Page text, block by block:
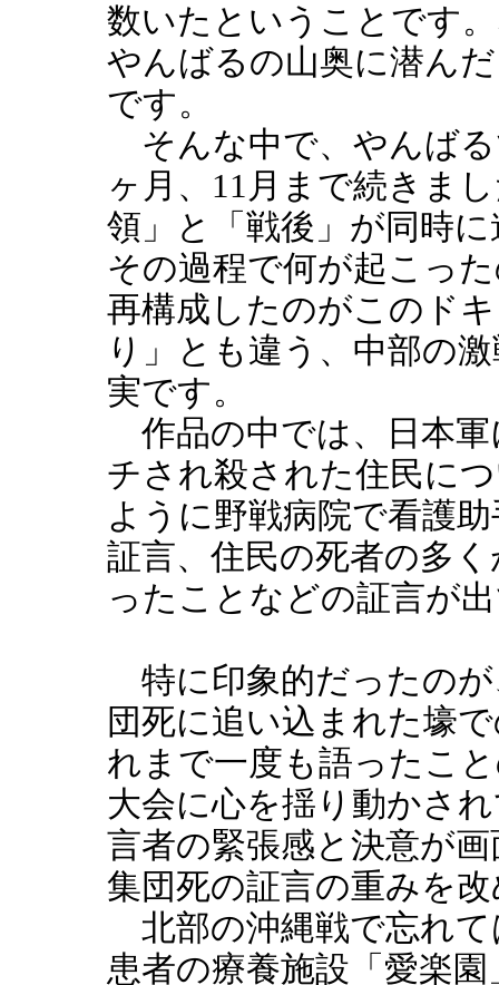
数いたということです
やんばるの山奥に潜ん
です。
そんな中で、やんばる
ヶ月、11月まで続きま
領」と「戦後」が同時
その過程で何が起こっ
再構成したのがこのド
り」とも違う、中部の
実です。
作品の中では、日本
チされ殺された住民に
ように野戦病院で看護
証言、住民の死者の多
ったことなどの証言が
特に印象的だったのが
団死に追い込まれた壕
れまで一度も語ったこ
大会に心を揺り動かさ
言者の緊張感と決意が
集団死の証言の重みを
北部の沖縄戦で忘れ
患者の療養施設「愛楽